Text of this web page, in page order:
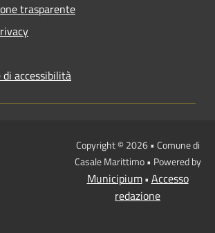
trasparente
accessibilità
Copyright © 2026 • Comune di
Casale Marittimo • Powered by
Municipium• Accesso
redazione